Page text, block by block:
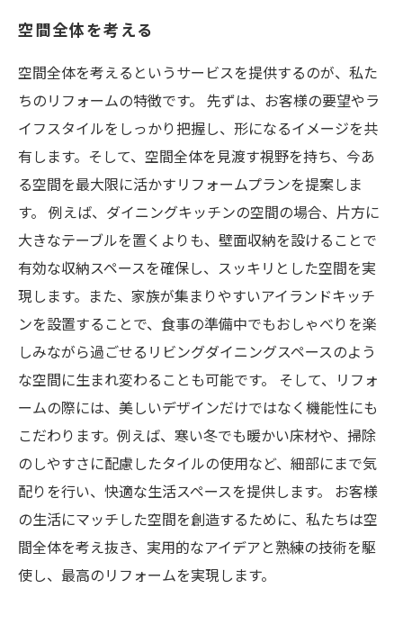
空間全体を考える
空間全体を考えるというサービスを提供するのが、私た
ちのリフォームの特徴です。 先ずは、お客様の要望やラ
イフスタイルをしっかり把握し、形になるイメージを共
有します。そして、空間全体を見渡す視野を持ち、今あ
る空間を最大限に活かすリフォームプランを提案しま
す。 例えば、ダイニングキッチンの空間の場合、片方に
大きなテーブルを置くよりも、壁面収納を設けることで
有効な収納スペースを確保し、スッキリとした空間を実
現します。また、家族が集まりやすいアイランドキッチ
ンを設置することで、食事の準備中でもおしゃべりを楽
しみながら過ごせるリビングダイニングスペースのよう
な空間に生まれ変わることも可能です。 そして、リフォ
ームの際には、美しいデザインだけではなく機能性にも
こだわります。例えば、寒い冬でも暖かい床材や、掃除
のしやすさに配慮したタイルの使用など、細部にまで気
配りを行い、快適な生活スペースを提供します。 お客様
の生活にマッチした空間を創造するために、私たちは空
間全体を考え抜き、実用的なアイデアと熟練の技術を駆
使し、最高のリフォームを実現します。